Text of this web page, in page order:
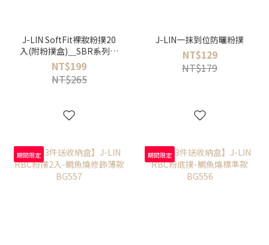
J-LIN SoftFit裸妝粉撲20
入(附粉撲盒)＿SBR系列＿
BG640
NT$199
NT$265
J-LIN一抹到位防曬粉撲
NT$129
NT$179
期間限定 期間限定